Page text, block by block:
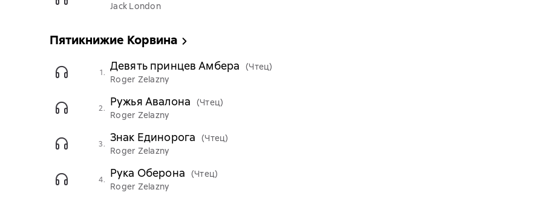
Jack London
Пятикнижие Корвина
1. Девять принцев Амбера
(Чтец)
Roger Zelazny
2. Ружья Авалона
(Чтец)
Roger Zelazny
3. Знак Единорога
(Чтец)
Roger Zelazny
4. Рука Оберона
(Чтец)
Roger Zelazny